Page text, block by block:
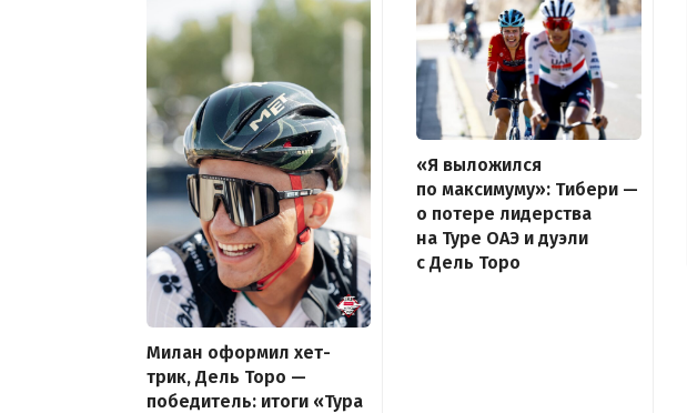
Милан оформил хет-
трик, Дель Торо —
победитель: итоги «Тура
«Я выложился
по максимуму»: Тибери —
о потере лидерства
на Туре ОАЭ и дуэли
с Дель Торо